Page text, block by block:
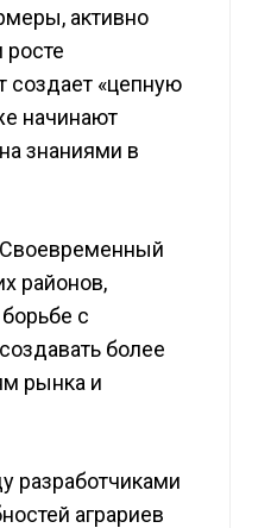
активно
создает «цепную
начинают
знаниями в
Своевременный
районов,
с
более
рынка и
разработчиками
аграриев